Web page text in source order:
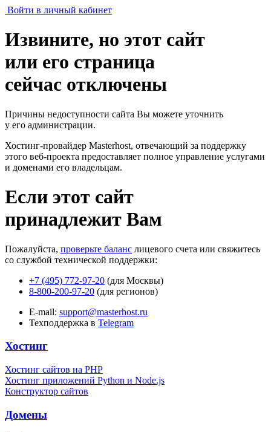
Войти в личный кабинет
Извините, но этот сайт
или его страница
сейчас отключены
Причины недоступности сайта Вы можете уточнить
у его администрации.
Хостинг-провайдер Masterhost, отвечающий за поддержку
этого веб-проекта предоставляет полное управление услугами
и доменами его владельцам.
Если этот сайт
принадлежит Вам
Пожалуйста, проверьте баланс лицевого счета или свяжитесь
со службой технической поддержки:
+7 (495) 772-97-20 (для Москвы)
8-800-200-97-20 (для регионов)
E-mail: support@masterhost.ru
Техподдержка в Telegram
Хостинг
Хостинг сайтов на PHP
Хостинг приложений Python и Node.js
Конструктор сайтов
Домены